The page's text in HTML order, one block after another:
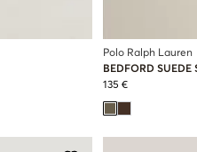
Polo Ralph Lauren
BEDFORD SUEDE
135 €